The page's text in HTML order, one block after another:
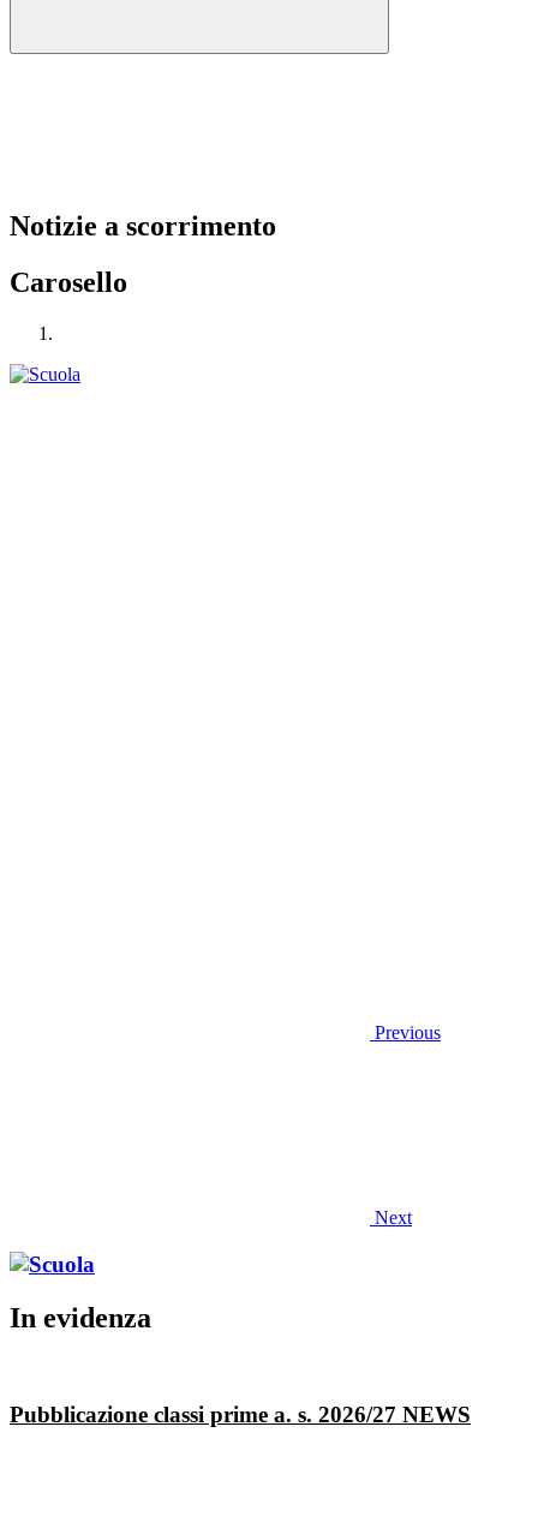
Notizie a scorrimento
Carosello
Previous
Next
In evidenza
Pubblicazione classi prime a. s. 2026/27 NEWS